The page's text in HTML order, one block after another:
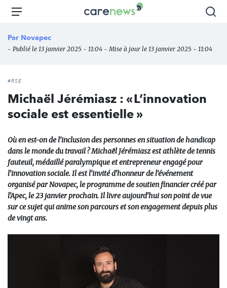
Aller
principal
Carenews,
des
Menu
Par Novapec
- Publié le 13 janvier 2025 - 11:04 - Mise à jour le 13 janvier 2025 - 11:04
#RSE
Michaël Jérémiasz : « L’innovation
sociale est essentielle »
Où en est-on de l’inclusion des personnes en situation de handicap
dans le monde du travail ? Michaël Jérémiasz est athlète de tennis
fauteuil, médaillé paralympique et entrepreneur engagé pour
l’innovation sociale. Il est l’invité d’honneur de l’événement
organisé par Novapec, le programme de soutien financier créé par
l’Apec, le 23 janvier prochain. Il livre aujourd’hui son point de vue
sur ce sujet qui anime son parcours et son engagement depuis plus
de vingt ans.